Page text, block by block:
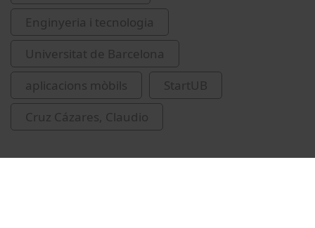
Enginyeria i tecnologia
Universitat de Barcelona
aplicacions mòbils
StartUB
Cruz Cázares, Claudio